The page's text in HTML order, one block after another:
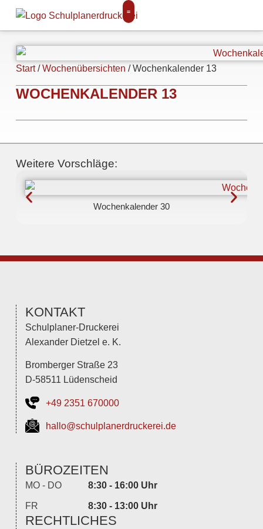
Start/Wochenübersichten / Wochenkalender 13
WOCHENKALENDER 13
Weitere Vorschläge:
Wochenkalender 30
KONTAKT
Schulplaner-Druckerei
Alexander Dietzel e. K.
Bromberger Straße 23
D-58511 Lüdenscheid
+49 2351 670000
hallo@schulplanerdruckerei.de
BÜROZEITEN
MO - DO 8:30 - 16:00 Uhr
FR 8:30 - 13:00 Uhr
RECHTLICHES